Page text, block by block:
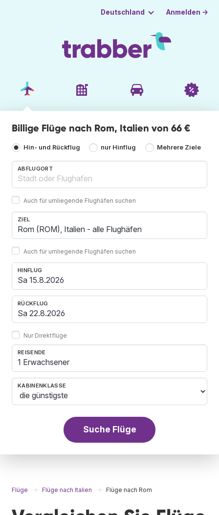
Deutschland Anmelden →
Billige Flüge nach Rom, Italien von 66 €
Hin- und Rückflug nur Hinflug Mehrere Ziele
ABFLUGORT
Auch für umliegende Flughäfen suchen
ZIEL
Auch für umliegende Flughäfen suchen
HINFLUG
RÜCKFLUG
Nur Direktflüge
REISENDE
1 Erwachsener
KABINENKLASSE
Suche Flüge
Flüge Flüge nach Italien Flüge nach Rom